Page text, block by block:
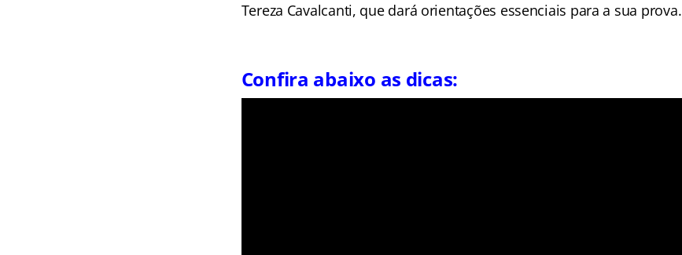
Tereza Cavalcanti, que dará orientações essenciais para a sua prova.
Confira abaixo as dicas: